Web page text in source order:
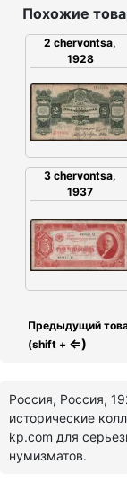
Похожие
2 chervontsa,
1928
3 chervontsa,
1937
Предыдущий
(shift + ⇐)
Россия, Россия,
исторические
kp.com для
нумизматов.